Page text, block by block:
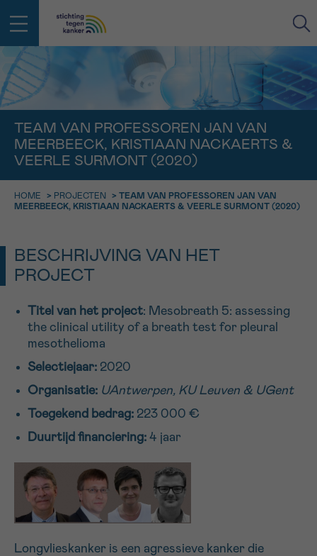
TEAM VAN PROFESSOREN JAN VAN
MEERBEECK, KRISTIAAN NACKAERTS &
VEERLE SURMONT (2020)
HOME > PROJECTEN > TEAM VAN PROFESSOREN JAN VAN
MEERBEECK, KRISTIAAN NACKAERTS & VEERLE SURMONT (2020)
BESCHRIJVING VAN HET
PROJECT
Titel van het project: Mesobreath 5: assessing
the clinical utility of a breath test for pleural
mesothelioma
Selectiejaar: 2020
Organisatie: UAntwerpen, KU Leuven & UGent
Toegekend bedrag: 223 000 €
Duurtijd financiering: 4 jaar
Longvlieskanker is een agressieve kanker die
VOORNAAM
IN DE STRIJD TEGEN KANKER STA
Professionele medewerkers beantwoorden je vragen
Contacteer ons gratis
Bel ons op 0800 15 802
contactformulier
Ik wil graag opgebeld worden
Meer weten over Kankerinfo
geen enkele diagnose
TERUG
VOORNAAM
EMAIL
MIJN VRAAG
TERUG
9h-11h
11h-13h
13h-16h
16h-18h
Verder